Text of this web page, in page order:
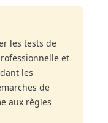
les tests de
et
les
de
aux règles